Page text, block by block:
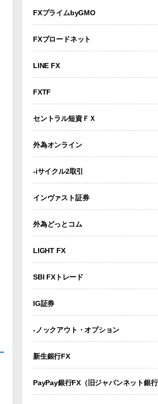
FXプライムbyGMO
FXブロードネット
LINE FX
FXTF
セントラル短資ＦＸ
外為オンライン
-iサイクル2取引
インヴァスト証券
外為どっとコム
LIGHT FX
SBI FXトレード
IG証券
-ノックアウト・オプション
新生銀行FX
PayPay銀行FX（旧ジャパンネット銀行